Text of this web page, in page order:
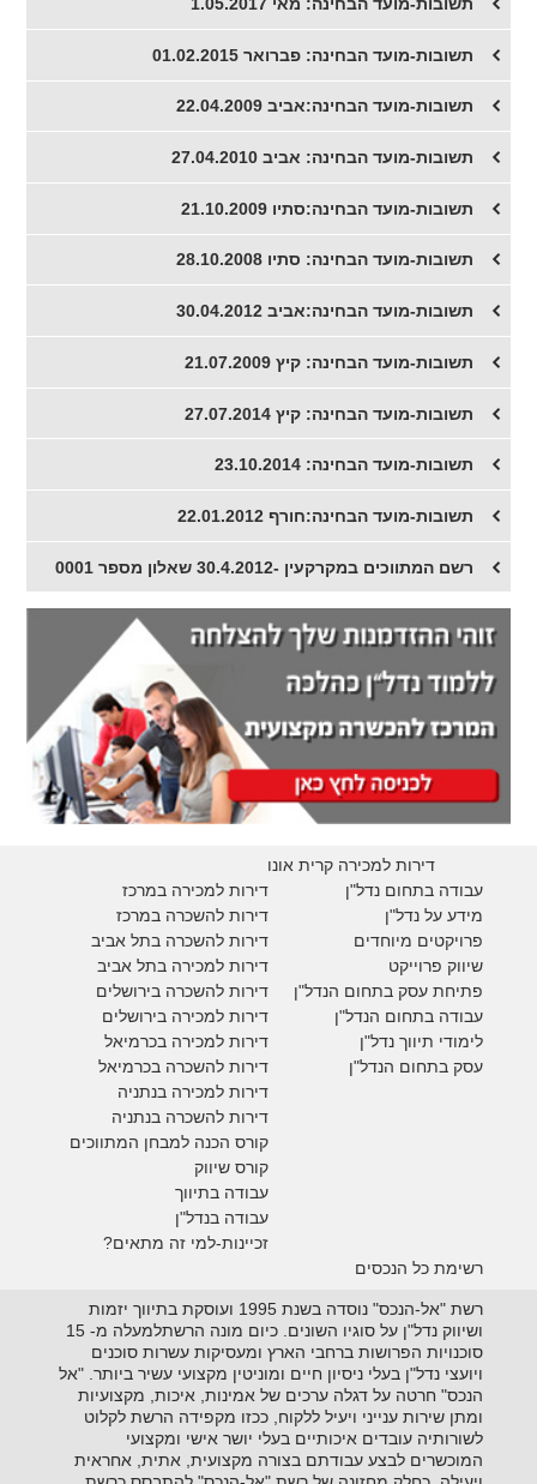
תשובות-מועד הבחינה: פברואר 01.02.2015
תשובות-מועד הבחינה:אביב 22.04.2009
תשובות-מועד הבחינה: אביב 27.04.2010
תשובות-מועד הבחינה:סתיו 21.10.2009
תשובות-מועד הבחינה: סתיו 28.10.2008
תשובות-מועד הבחינה:אביב 30.04.2012
תשובות-מועד הבחינה: קיץ 21.07.2009
תשובות-מועד הבחינה: קיץ 27.07.2014
תשובות-מועד הבחינה: 23.10.2014
תשובות-מועד הבחינה:חורף 22.01.2012
רשם המתווכים במקרקעין -30.4.2012 שאלון מספר 0001
דירות למכירה קרית אונו
דירות למכירה במרכז
דירות להשכרה במרכז
דירות להשכרה בתל אביב
דירות למכירה בתל אביב
דירות להשכרה בירושלים
דירות למכירה בירושלים
דירות למכירה בכרמיאל
דירות להשכרה בכרמיאל
דירות למכירה בנתניה
דירות להשכרה בנתניה
קורס הכנה למבחן המתווכים
קורס שיווק
עבודה בתיווך
עבודה בנדל"ן
זכיינות-למי זה מתאים?
עבודה בתחום נדל"ן
מידע על נדל"ן
פרויקטים מיוחדים
שיווק פרוייקט
פתיחת עסק בתחום הנדל"ן
עבודה בתחום הנדל"ן
לימודי תיווך נדל"ן
עסק בתחום הנדל"ן
רשימת כל הנכסים
רשת "אל-הנכס" נוסדה בשנת 1995 ועוסקת בתיווך יזמות
ושיווק נדל"ן על סוגיו השונים. כיום מונה הרשתלמעלה מ- 15
סוכנויות הפרושות ברחבי הארץ ומעסיקות עשרות סוכנים
ויועצי נדל"ן בעלי ניסיון חיים ומוניטין מקצועי עשיר ביותר. "אל
הנכס" חרטה על דגלה ערכים של אמינות, איכות, מקצועיות
ומתן שירות ענייני ויעיל ללקוח, ככזו מקפידה הרשת לקלוט
לשורותיה עובדים איכותיים בעלי יושר אישי ומקצועי
המוכשרים לבצע עבודתם בצורה מקצועית, אתית, אחראית